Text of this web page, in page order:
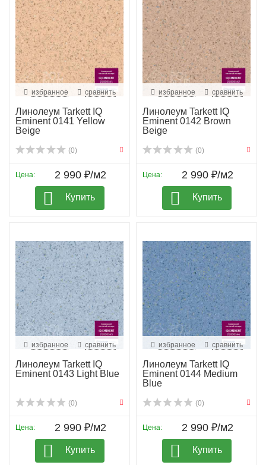
избранное сравнить
Линолеум Tarkett IQ
Eminent 0141 Yellow
Beige
(0)
Цена: 2 990 ₽/м2
Купить
избранное сравнить
Линолеум Tarkett IQ
Eminent 0142 Brown
Beige
(0)
Цена: 2 990 ₽/м2
Купить
избранное сравнить
Линолеум Tarkett IQ
Eminent 0143 Light Blue
(0)
Цена: 2 990 ₽/м2
Купить
избранное сравнить
Линолеум Tarkett IQ
Eminent 0144 Medium
Blue
(0)
Цена: 2 990 ₽/м2
Купить